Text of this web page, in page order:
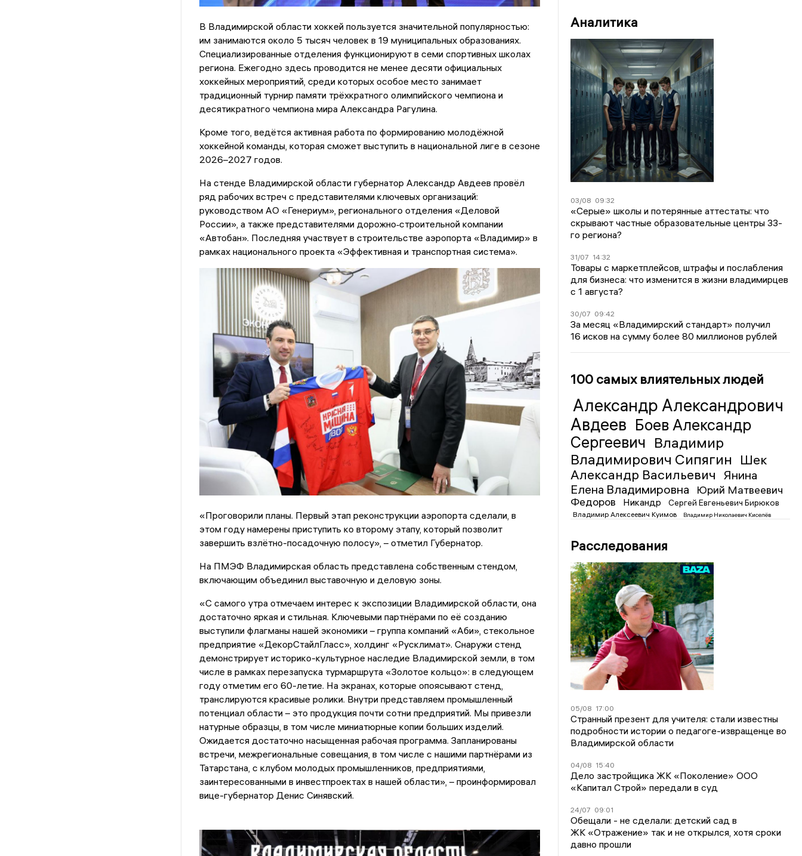
В Владимирской области хоккей пользуется значительной популярностью:
им занимаются около 5 тысяч человек в 19 муниципальных образованиях.
Специализированные отделения функционируют в семи спортивных школах
региона. Ежегодно здесь проводится не менее десяти официальных
хоккейных мероприятий, среди которых особое место занимает
традиционный турнир памяти трёхкратного олимпийского чемпиона и
десятикратного чемпиона мира Александра Рагулина.
Кроме того, ведётся активная работа по формированию молодёжной
хоккейной команды, которая сможет выступить в национальной лиге в сезоне
2026–2027 годов.
На стенде Владимирской области губернатор Александр Авдеев провёл
ряд рабочих встреч с представителями ключевых организаций:
руководством АО «Генериум», регионального отделения «Деловой
России», а также представителями дорожно‑строительной компании
«Автобан». Последняя участвует в строительстве аэропорта «Владимир» в
рамках национального проекта «Эффективная и транспортная система».
«Проговорили планы. Первый этап реконструкции аэропорта сделали, в
этом году намерены приступить ко второму этапу, который позволит
завершить взлётно-посадочную полосу», – отметил Губернатор.
На ПМЭФ Владимирская область представлена собственным стендом,
включающим объединил выставочную и деловую зоны.
«С самого утра отмечаем интерес к экспозиции Владимирской области, она
достаточно яркая и стильная. Ключевыми партнёрами по её созданию
выступили флагманы нашей экономики – группа компаний «Аби», стекольное
предприятие «ДекорСтайлГласс», холдинг «Русклимат». Снаружи стенд
демонстрирует историко-культурное наследие Владимирской земли, в том
числе в рамках перезапуска турмаршрута «Золотое кольцо»: в следующем
году отметим его 60-летие. На экранах, которые опоясывают стенд,
транслируются красивые ролики. Внутри представляем промышленный
потенциал области – это продукция почти сотни предприятий. Мы привезли
натурные образцы, в том числе миниатюрные копии больших изделий.
Ожидается достаточно насыщенная рабочая программа. Запланированы
встречи, межрегиональные совещания, в том числе с нашими партнёрами из
Татарстана, с клубом молодых промышленников, предприятиями,
заинтересованными в инвестпроектах в нашей области», – проинформировал
вице-губернатор Денис Синявский.
Аналитика
03/08 09:32
«Серые» школы и потерянные аттестаты: что
скрывают частные образовательные центры 33-
го региона?
31/07 14:32
Товары с маркетплейсов, штрафы и послабления
для бизнеса: что изменится в жизни владимирцев
с 1 августа?
30/07 09:42
За месяц «Владимирский стандарт» получил
16 исков на сумму более 80 миллионов рублей
100 самых влиятельных людей
Александр Александрович
Авдеев Боев Александр
Сергеевич Владимир
Владимирович Сипягин Шек
Александр Васильевич
Янина
Елена Владимировна
Юрий Матвеевич
Федоров
Никандр Сергей Евгеньевич Бирюков
Владимир Алексеевич Куимов Владимир Николаевич Киселёв
Расследования
05/08 17:00
Странный презент для учителя: стали известны
подробности истории о педагоге-извращенце во
Владимирской области
04/08 15:40
Дело застройщика ЖК «Поколение» ООО
«Капитал Строй» передали в суд
24/07 09:01
Обещали - не сделали: детский сад в
ЖК «Отражение» так и не открылся, хотя сроки
давно прошли